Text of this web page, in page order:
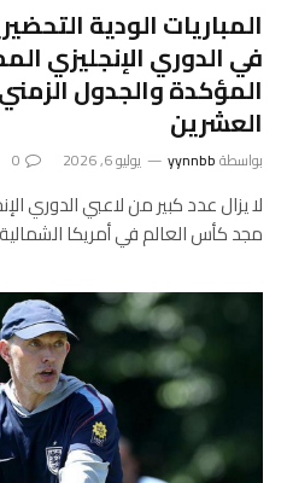
المباريات الودية
في الدوري الإنجليزي
المؤكدة والجدول
العشرين
بواسطةyynnbb يوليو 6, 2026 0
لا يزال عدد كبير من لاعبي الدوري
مجد كأس العالم في أمريكا